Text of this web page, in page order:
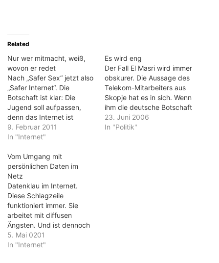
Related
Nur wer mitmacht, weiß,
wovon er redet
Nach „Safer Sex“ jetzt also
„Safer Internet“. Die
Botschaft ist klar: Die
Jugend soll aufpassen,
denn das Internet ist
gefährlich. Das hat der
gestrige Aktionstag zur
wieder gezeigt. Damit
Sicherheit irgendwie cool
wirkt, wird sie von politisch
Verantwortlichen ins
Englische übersetzt. Aber
ob die jungen Netzbürger
so…
9. Februar 2011
In "Internet"
Es wird eng
Der Fall El Masri wird immer
obskurer. Die Aussage des
Telekom-Mitarbeiters aus
Skopje hat es in sich. Wenn
ihm die deutsche Botschaft
tatsächlich sagte, dass der
Fall bekannt sei, dann wird
23. Juni 2006
In "Politik"
Vom Umgang mit
persönlichen Daten im
Netz
Datenklau im Internet.
Diese Schlagzeile
funktioniert immer. Sie
arbeitet mit diffusen
Ängsten. Und ist dennoch
bei weitem nicht immer
richtig. SchülerVZ wird mit
5. Mai 0201
In "Internet"